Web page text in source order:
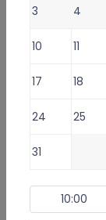
Konsultacja
Konsultacja
3 4
10 11
17 18
24 25
31
10:00